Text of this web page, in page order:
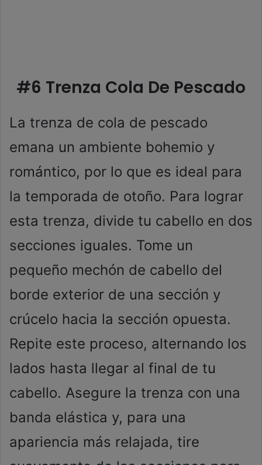
#6 Trenza Cola De Pescado
La trenza de cola de pescado
emana un ambiente bohemio y
romántico, por lo que es ideal para
la temporada de otoño. Para lograr
esta trenza, divide tu cabello en dos
secciones iguales. Tome un
pequeño mechón de cabello del
borde exterior de una sección y
crúcelo hacia la sección opuesta.
Repite este proceso, alternando los
lados hasta llegar al final de tu
cabello. Asegure la trenza con una
banda elástica y, para una
apariencia más relajada, tire